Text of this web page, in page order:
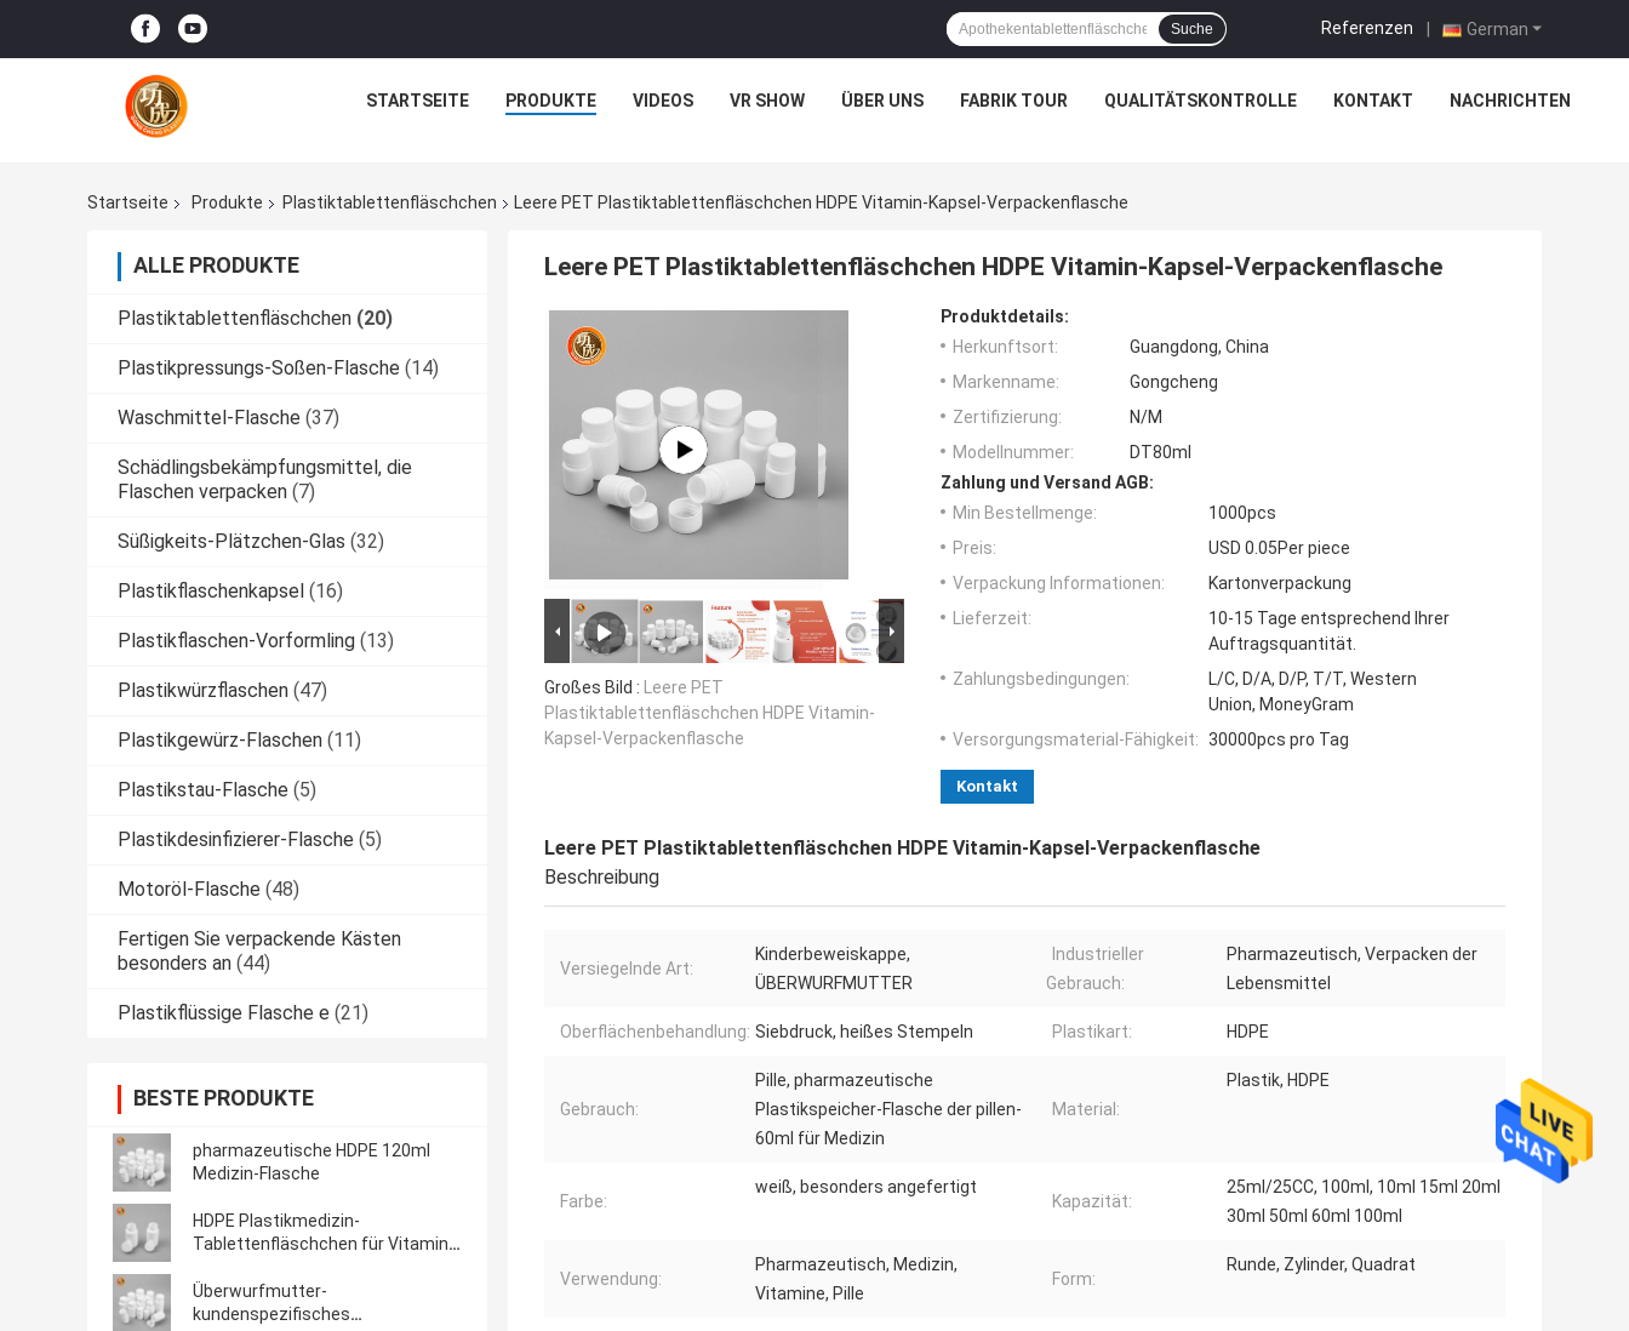
German
Referenzen |
Suche
STARTSEITE PRODUKTE VIDEOS VR SHOW ÜBER UNS FABRIK TOUR QUALITÄTSKONTROLLE KONTAKT NACHRICHTEN
Startseite Produkte Plastiktablettenfläschchen Leere PET Plastiktablettenfläschchen HDPE Vitamin-Kapsel-Verpackenflasche
ALLE PRODUKTE
Plastiktablettenfläschchen (20)
Plastikpressungs-Soßen-Flasche (14)
Waschmittel-Flasche (37)
Schädlingsbekämpfungsmittel, die
Flaschen verpacken (7)
Süßigkeits-Plätzchen-Glas (32)
Plastikflaschenkapsel (16)
Plastikflaschen-Vorformling (13)
Plastikwürzflaschen (47)
Plastikgewürz-Flaschen (11)
Plastikstau-Flasche (5)
Plastikdesinfizierer-Flasche (5)
Motoröl-Flasche (48)
Fertigen Sie verpackende Kästen
besonders an (44)
Plastikflüssige Flasche e (21)
BESTE PRODUKTE
pharmazeutische HDPE 120ml
Medizin-Flasche
HDPE Plastikmedizin-
Tablettenfläschchen für Vitamin-
Überwurfmutter-
kundenspezifisches
Leere PET Plastiktablettenfläschchen HDPE Vitamin-Kapsel-Verpackenflasche
Großes Bild : Leere PET
Plastiktablettenfläschchen HDPE Vitamin-
Kapsel-Verpackenflasche
Produktdetails:
Herkunftsort:
Guangdong, China
Markenname:
Gongcheng
Zertifizierung:
N/M
Modellnummer:
DT80ml
Zahlung und Versand AGB:
Min Bestellmenge:
1000pcs
Preis:
USD 0.05Per piece
Verpackung Informationen:
Kartonverpackung
Lieferzeit:
10-15 Tage entsprechend Ihrer
Auftragsquantität.
Zahlungsbedingungen:
L/C, D/A, D/P, T/T, Western
Union, MoneyGram
Versorgungsmaterial-Fähigkeit: 30000pcs pro Tag
Kontakt
Leere PET Plastiktablettenfläschchen HDPE Vitamin-Kapsel-Verpackenflasche
Beschreibung
Versiegelnde Art:
Kinderbeweiskappe,
ÜBERWURFMUTTER
Industrieller
Gebrauch:
Pharmazeutisch, Verpacken der
Lebensmittel
Oberflächenbehandlung: Siebdruck, heißes Stempeln Plastikart: HDPE
Gebrauch:
Pille, pharmazeutische
Plastikspeicher-Flasche der pillen-
60ml für Medizin
Material:
Plastik, HDPE
Farbe:
weiß, besonders angefertigt
Kapazität:
25ml/25CC, 100ml, 10ml 15ml 20ml
30ml 50ml 60ml 100ml
Verwendung:
Pharmazeutisch, Medizin,
Vitamine, Pille
Form:
Runde, Zylinder, Quadrat